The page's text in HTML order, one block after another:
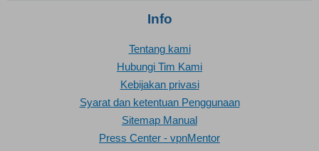
Info
Tentang kami
Hubungi Tim Kami
Kebijakan privasi
Syarat dan ketentuan Penggunaan
Sitemap Manual
Press Center - vpnMentor